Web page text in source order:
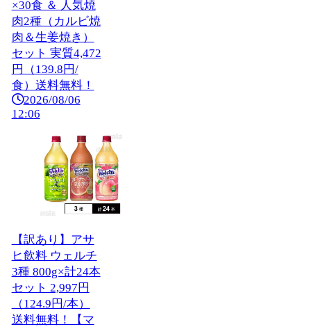
×30食 ＆ 人気焼
肉2種（カルビ焼
肉＆生姜焼き）
セット 実質4,472
円（139.8円/
食）送料無料！
2026/08/06
12:06
【訳あり】アサ
ヒ飲料 ウェルチ
3種 800g×計24本
セット 2,997円
（124.9円/本）
送料無料！【マ